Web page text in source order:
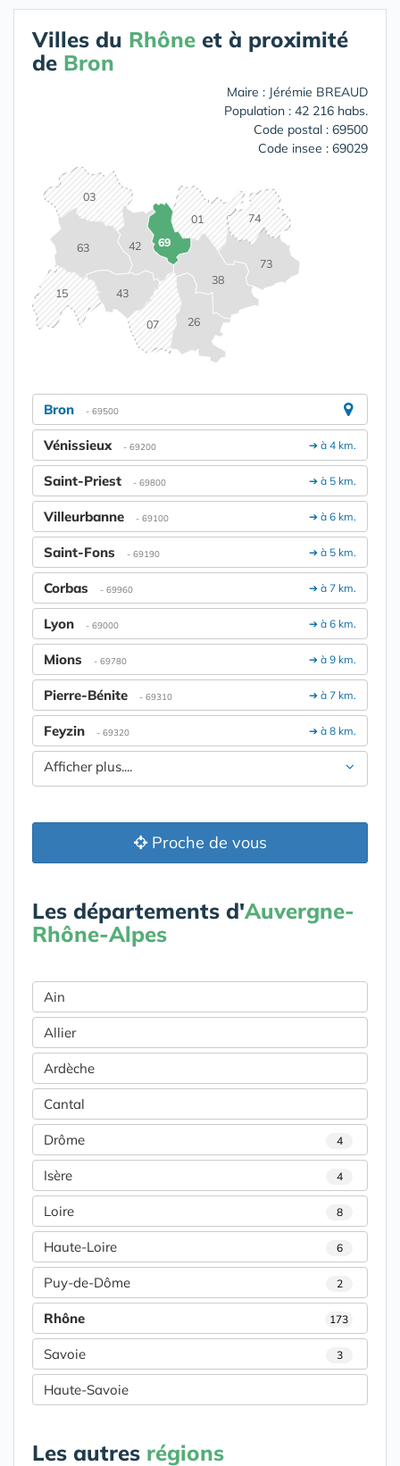
Villes du Rhône et à proximité
de Bron
Maire : Jérémie BREAUD
Population : 42 216 habs.
Code postal : 69500
Code insee : 69029
01
03
07
15
26
38
42
43
63
69
73
74
Bron - 69500
➔ à 4 km.
Vénissieux - 69200
➔ à 5 km.
Saint-Priest - 69800
➔ à 6 km.
Villeurbanne - 69100
➔ à 5 km.
Saint-Fons - 69190
➔ à 7 km.
Corbas - 69960
➔ à 6 km.
Lyon - 69000
➔ à 9 km.
Mions - 69780
➔ à 7 km.
Pierre-Bénite - 69310
➔ à 8 km.
Feyzin - 69320
Afficher plus....
Proche de vous
Les départements d'Auvergne-
Rhône-Alpes
Ain
Allier
Ardèche
Cantal
Drôme 4
Isère 4
Loire 8
Haute-Loire 6
Puy-de-Dôme 2
Rhône 173
Savoie 3
Haute-Savoie
Les autres régions